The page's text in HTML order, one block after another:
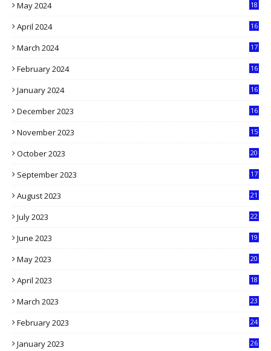
May 2024
18
April 2024
16
March 2024
17
February 2024
16
January 2024
16
December 2023
16
November 2023
15
October 2023
20
September 2023
17
August 2023
21
July 2023
22
June 2023
19
May 2023
20
April 2023
18
March 2023
23
February 2023
24
January 2023
26